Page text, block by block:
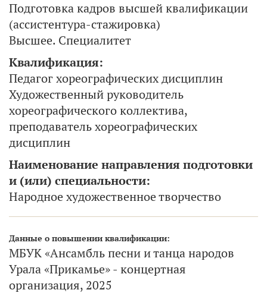
Подготовка кадров высшей квалификации
(ассистентура-стажировка)
Высшее. Специалитет
Квалификация:
Педагог хореографических дисциплин
Художественный руководитель
хореографического коллектива,
преподаватель хореографических
дисциплин
Наименование направления подготовки
и (или) специальности:
Народное художественное творчество
Данные о повышении квалификации:
МБУК «Ансамбль песни и танца народов
Урала «Прикамье» - концертная
организация, 2025